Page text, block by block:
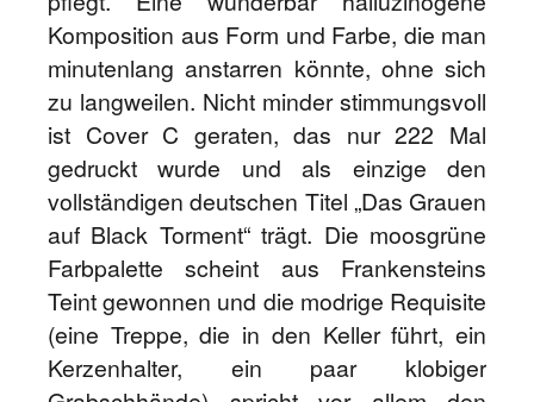
Komposition aus Form und Farbe, die man
minutenlang anstarren könnte, ohne sich
zu langweilen. Nicht minder stimmungsvoll
ist Cover C geraten, das nur 222 Mal
gedruckt wurde und als einzige den
vollständigen deutschen Titel „Das Grauen
auf Black Torment“ trägt. Die moosgrüne
Farbpalette scheint aus Frankensteins
Teint gewonnen und die modrige Requisite
(eine Treppe, die in den Keller führt, ein
Kerzenhalter, ein paar klobiger